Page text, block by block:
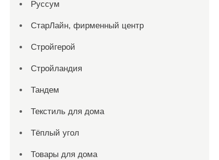
Руссум
СтарЛайн, фирменный центр
Стройгерой
Стройландия
Тандем
Текстиль для дома
Тёплый угол
Товары для дома